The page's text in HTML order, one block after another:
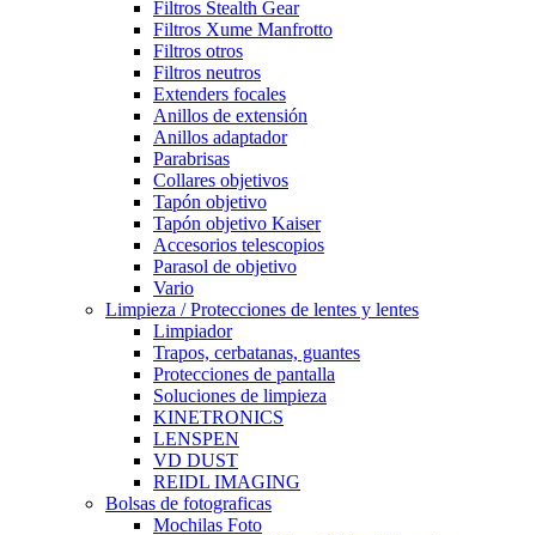
Filtros Stealth Gear
Filtros Xume Manfrotto
Filtros otros
Filtros neutros
Extenders focales
Anillos de extensión
Anillos adaptador
Parabrisas
Collares objetivos
Tapón objetivo
Tapón objetivo Kaiser
Accesorios telescopios
Parasol de objetivo
Vario
Limpieza / Protecciones de lentes y lentes
Limpiador
Trapos, cerbatanas, guantes
Protecciones de pantalla
Soluciones de limpieza
KINETRONICS
LENSPEN
VD DUST
REIDL IMAGING
Bolsas de fotograficas
Mochilas Foto